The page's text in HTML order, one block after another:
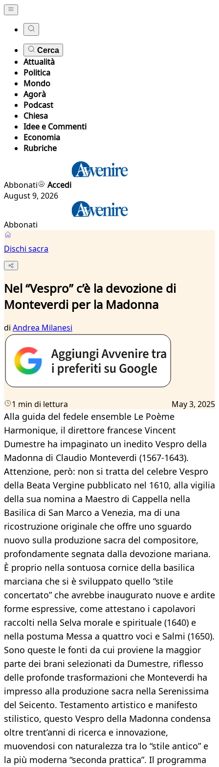
Cerca
Attualità
Politica
Mondo
Agorà
Podcast
Chiesa
Idee e Commenti
Economia
Rubriche
Abbonati
Accedi
August 9, 2026
Abbonati
Dischi sacra
Nel “Vespro” c’è la devozione di
Monteverdi per la Madonna
di Andrea Milanesi
1 min di lettura May 3, 2025
Alla guida del fedele ensemble Le Poème
Harmonique, il direttore francese Vincent
Dumestre ha impaginato un inedito Vespro della
Madonna di Claudio Monteverdi (1567-1643).
Attenzione, però: non si tratta del celebre Vespro
della Beata Vergine pubblicato nel 1610, alla vigilia
della sua nomina a Maestro di Cappella nella
Basilica di San Marco a Venezia, ma di una
ricostruzione originale che offre uno sguardo
nuovo sulla produzione sacra del compositore,
profondamente segnata dalla devozione mariana.
È proprio nella sontuosa cornice della basilica
marciana che si è sviluppato quello “stile
concertato” che avrebbe inaugurato nuove e ardite
forme espressive, come attestano i capolavori
raccolti nella Selva morale e spirituale (1640) e
nella postuma Messa a quattro voci e Salmi (1650).
Sono queste le fonti da cui proviene la maggior
parte dei brani selezionati da Dumestre, riflesso
delle profonde trasformazioni che Monteverdi ha
impresso alla produzione sacra nella Serenissima
del Seicento. Testamento artistico e manifesto
stilistico, questo Vespro della Madonna condensa
oltre trent’anni di ricerca e innovazione,
muovendosi con naturalezza tra lo “stile antico” e
la più moderna “seconda prattica”. Il programma